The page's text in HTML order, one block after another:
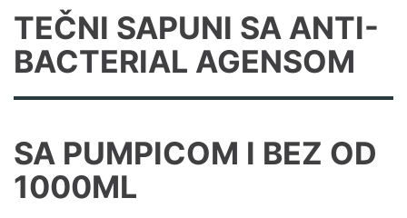
ANTI-
BACTERIAL
agensom
TEČNI SAPUNI SA ANTI-
BACTERIAL AGENSOM
SA PUMPICOM I BEZ OD
1000ML